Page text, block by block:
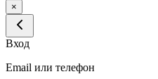
×
Вход
Email или телефон